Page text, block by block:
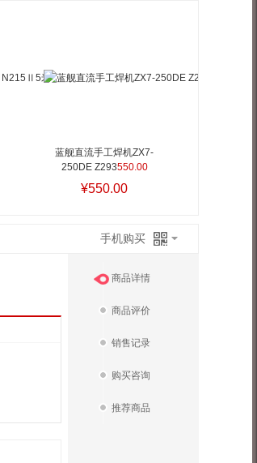
蓝舰直流手工焊机ZX7-
250DE Z293550.00
¥550.00
手机购买
商品详情
商品评价
销售记录
购买咨询
推荐商品